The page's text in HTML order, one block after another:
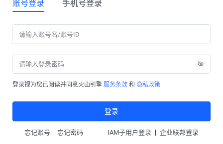
账号登录 手机号登录
登录视为您已阅读并同意火山引擎 服务条款 和 隐私政策
登录
忘记账号 忘记密码 IAM子用户登录 | 企业联邦登录